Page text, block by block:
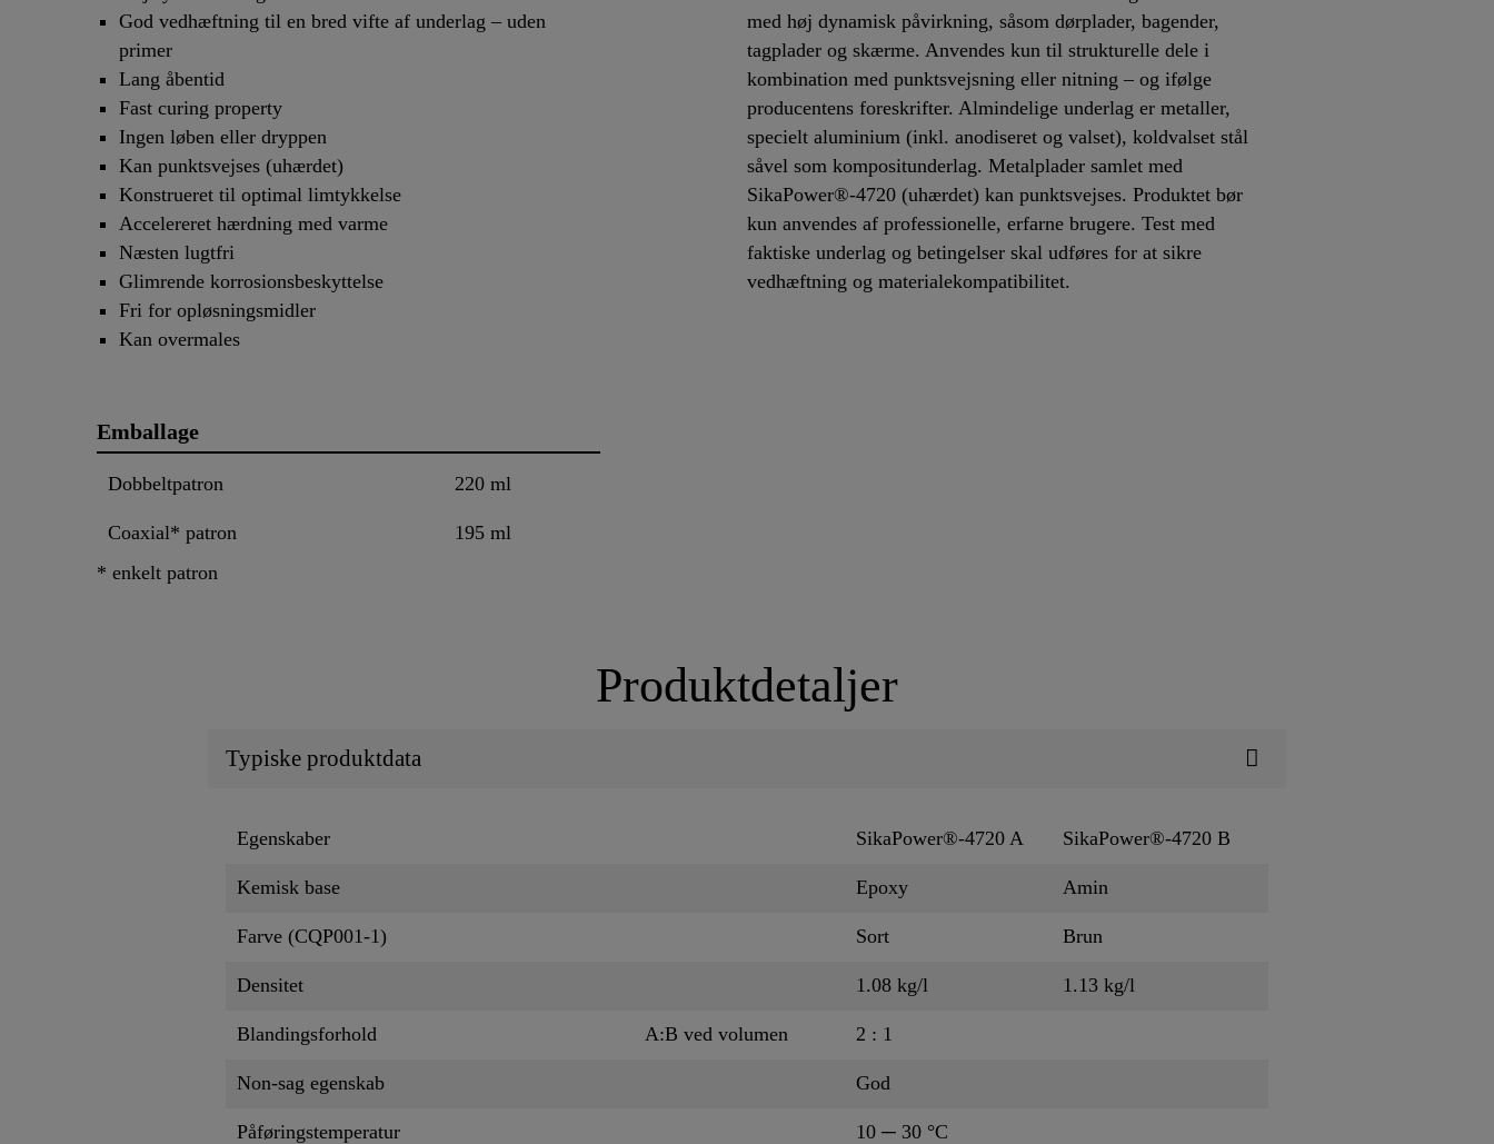
God vedhæftning til en bred vifte af underlag – uden
primer
Lang åbentid
Fast curing property
Ingen løben eller dryppen
Kan punktsvejses (uhærdet)
Konstrueret til optimal limtykkelse
Accelereret hærdning med varme
Næsten lugtfri
Glimrende korrosionsbeskyttelse
Fri for opløsningsmidler
Kan overmales
med høj dynamisk påvirkning, såsom dørplader, bagender,
tagplader og skærme. Anvendes kun til strukturelle dele i
kombination med punktsvejsning eller nitning – og ifølge
producentens foreskrifter. Almindelige underlag er metaller,
specielt aluminium (inkl. anodiseret og valset), koldvalset stål
såvel som kompositunderlag. Metalplader samlet med
SikaPower®-4720 (uhærdet) kan punktsvejses. Produktet bør
kun anvendes af professionelle, erfarne brugere. Test med
faktiske underlag og betingelser skal udføres for at sikre
vedhæftning og materialekompatibilitet.
Emballage
Dobbeltpatron 220 ml
Coaxial* patron
195 ml
* enkelt patron
Produktdetaljer
Typiske produktdata
Egenskaber SikaPower®-4720 A SikaPower®-4720 B
Kemisk base Epoxy Amin
Farve (CQP001-1) Sort Brun
Densitet 1.08 kg/l 1.13 kg/l
Blandingsforhold A:B ved volumen 2 : 1
Non-sag egenskab God
Påføringstemperatur 10 ─ 30 °C